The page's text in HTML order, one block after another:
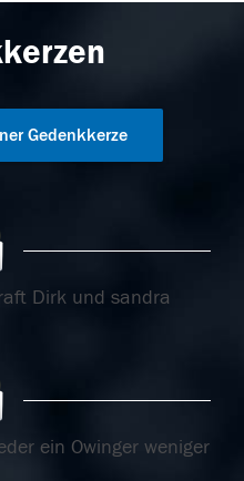
Gedenkkerze
Dirk und sandra
ein Owinger weniger